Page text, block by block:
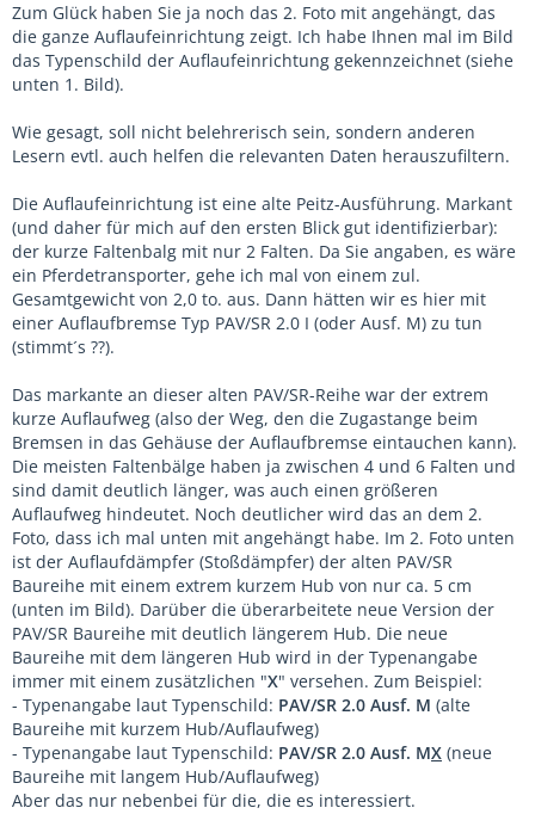
Zum Glück haben Sie ja noch das 2. Foto mit angehängt, das
die ganze Auflaufeinrichtung zeigt. Ich habe Ihnen mal im Bild
das Typenschild der Auflaufeinrichtung gekennzeichnet (siehe
unten 1. Bild).
Wie gesagt, soll nicht belehrerisch sein, sondern anderen
Lesern evtl. auch helfen die relevanten Daten herauszufiltern.
Die Auflaufeinrichtung ist eine alte Peitz-Ausführung. Markant
(und daher für mich auf den ersten Blick gut identifizierbar):
der kurze Faltenbalg mit nur 2 Falten. Da Sie angaben, es wäre
ein Pferdetransporter, gehe ich mal von einem zul.
Gesamtgewicht von 2,0 to. aus. Dann hätten wir es hier mit
einer Auflaufbremse Typ PAV/SR 2.0 I (oder Ausf. M) zu tun
(stimmt´s ??).
Das markante an dieser alten PAV/SR-Reihe war der extrem
kurze Auflaufweg (also der Weg, den die Zugastange beim
Bremsen in das Gehäuse der Auflaufbremse eintauchen kann).
Die meisten Faltenbälge haben ja zwischen 4 und 6 Falten und
sind damit deutlich länger, was auch einen größeren
Auflaufweg hindeutet. Noch deutlicher wird das an dem 2.
Foto, dass ich mal unten mit angehängt habe. Im 2. Foto unten
ist der Auflaufdämpfer (Stoßdämpfer) der alten PAV/SR
Baureihe mit einem extrem kurzem Hub von nur ca. 5 cm
(unten im Bild). Darüber die überarbeitete neue Version der
PAV/SR Baureihe mit deutlich längerem Hub. Die neue
Baureihe mit dem längeren Hub wird in der Typenangabe
immer mit einem zusätzlichen "X" versehen. Zum Beispiel:
- Typenangabe laut Typenschild: PAV/SR 2.0 Ausf. M (alte
Baureihe mit kurzem Hub/Auflaufweg)
- Typenangabe laut Typenschild: PAV/SR 2.0 Ausf. MX (neue
Baureihe mit langem Hub/Auflaufweg)
Aber das nur nebenbei für die, die es interessiert.